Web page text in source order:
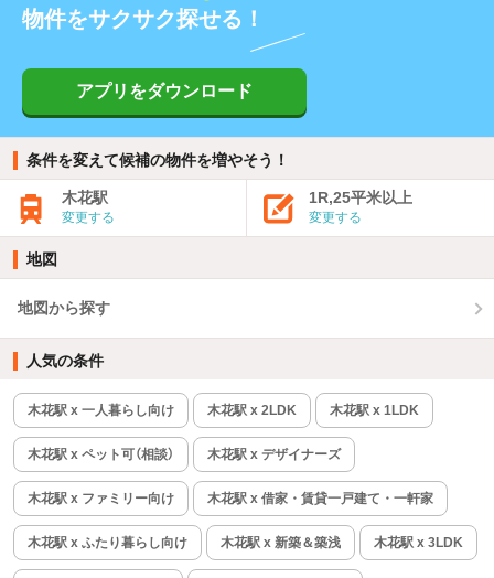
物件をサクサク探せる！
アプリをダウンロード
条件を変えて候補の物件を増やそう！
木花駅
変更する
1R,25平米以上
変更する
地図
地図から探す
人気の条件
木花駅 x 一人暮らし向け 木花駅 x 2LDK 木花駅 x 1LDK
木花駅 x ペット可（相談） 木花駅 x デザイナーズ
木花駅 x ファミリー向け 木花駅 x 借家・賃貸一戸建て・一軒家
木花駅 x ふたり暮らし向け 木花駅 x 新築＆築浅 木花駅 x 3LDK